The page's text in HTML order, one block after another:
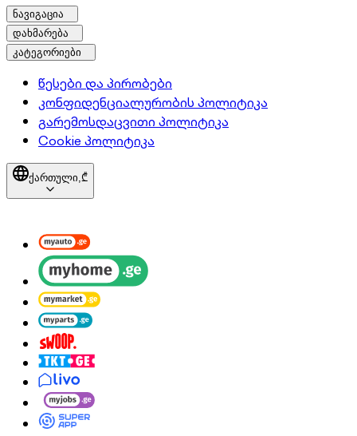
ნავიგაცია
დახმარება
კატეგორიები
წესები და პირობები
კონფიდენციალურობის პოლიტიკა
გარემოსდაცვითი პოლიტიკა
Cookie პოლიტიკა
ქართული, ₾